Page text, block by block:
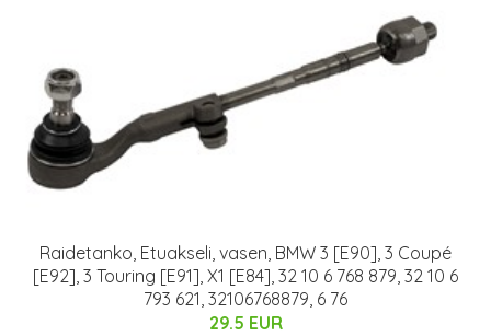
Raidetanko, Etuakseli, vasen, BMW 3 [E90], 3 Coupé
[E92], 3 Touring [E91], X1 [E84], 32 10 6 768 879, 32 10 6
793 621, 32106768879, 6 76
29.5 EUR